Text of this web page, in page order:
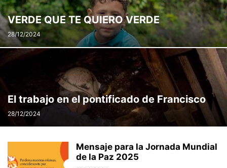
VERDE QUE TE QUIERO VERDE
28/12/2024
El trabajo en el pontificado de Francisco
28/12/2024
Mensaje para la Jornada Mundial
de la Paz 2025